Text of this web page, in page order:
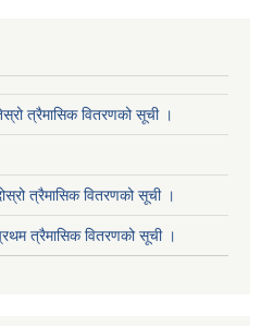
त्रैमासिक वितरणको सूची ।
त्रैमासिक वितरणको सूची ।
त्रैमासिक वितरणको सूची ।